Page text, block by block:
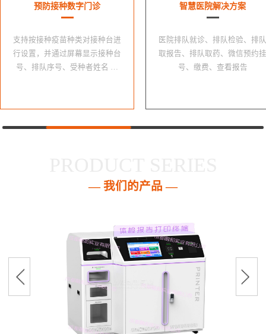
预防接种数字门诊
支持按接种疫苗种类对接种台进
行设置，并通过屏幕显示接种台
号、排队序号、受种者姓名 …
智慧医院解决方案
医院排队就诊、排队检验、排队
取报告、排队取药、微信预约挂
号、缴费、查看报告
— 我们的产品 —